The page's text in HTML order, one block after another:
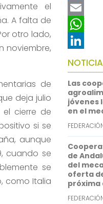
el
A falta de
otro lado,
noviembre,
de
deja julio
cierre de
si se
aunque
cuando se
se
como Italia
a
c
e
b
o
o
k
T
w
t
t
e
r
E
m
a
i
l
W
h
a
t
s
A
p
p
L
i
n
k
e
d
I
n
Las
jóvenes
en el
de
del
oferta
próxima